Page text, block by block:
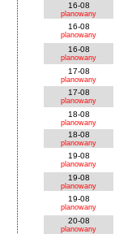
16-08
planowany
16-08
planowany
16-08
planowany
17-08
planowany
17-08
planowany
18-08
planowany
18-08
planowany
19-08
planowany
19-08
planowany
19-08
planowany
20-08
planowany